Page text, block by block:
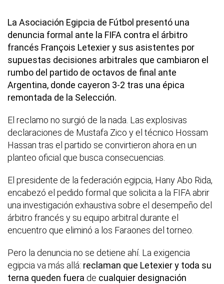
La Asociación Egipcia de Fútbol presentó una
denuncia formal ante la FIFA contra el árbitro
francés François Letexier y sus asistentes por
supuestas decisiones arbitrales que cambiaron el
rumbo del partido de octavos de final ante
Argentina, donde cayeron 3-2 tras una épica
remontada de la Selección.
El reclamo no surgió de la nada. Las explosivas
declaraciones de Mustafa Zico y el técnico Hossam
Hassan tras el partido se convirtieron ahora en un
planteo oficial que busca consecuencias.
El presidente de la federación egipcia, Hany Abo Rida,
encabezó el pedido formal que solicita a la FIFA abrir
una investigación exhaustiva sobre el desempeño del
árbitro francés y su equipo arbitral durante el
encuentro que eliminó a los Faraones del torneo.
Pero la denuncia no se detiene ahí. La exigencia
egipcia va más allá: reclaman que Letexier y toda su
terna queden fuera de cualquier designación